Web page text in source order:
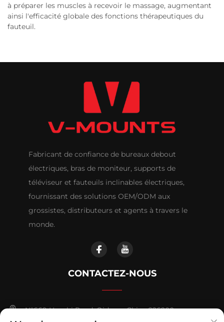
à préparer les muscles à recevoir le massage, augmentant
ainsi l'efficacité globale des fonctions thérapeutiques du
fauteuil.
Fabricant de confiance de bureaux debout
électriques, bras de moniteur, supports de
téléviseur et fauteuils inclinables électriques,
fournissant des solutions OEM/ODM aux
grossistes, distributeurs et agents à travers le
monde.
CONTACTEZ-NOUS
N°669 Huashi Road, Qidong, Chine 226200